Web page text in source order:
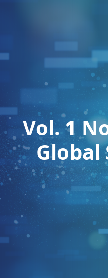
Vol. 1
Global